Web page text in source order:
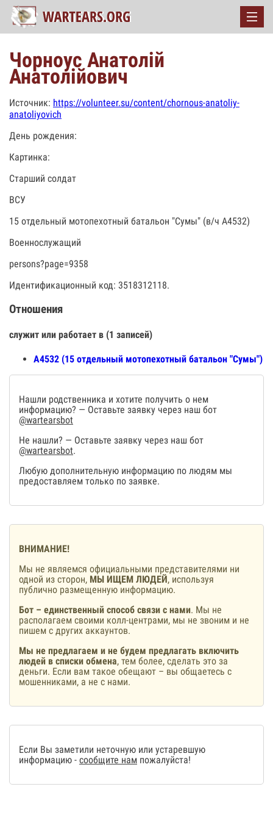
Чорноус Анатолій
Анатолійович
Источник: https://volunteer.su/content/chornous-anatoliy-
anatoliyovich
День рождения:
Картинка:
Старший солдат
ВСУ
15 отдельный мотопехотный батальон "Сумы" (в/ч А4532)
Военнослужащий
persons?page=9358
Идентификационный код: 3518312118.
Отношения
служит или работает в (1 записей)
А4532 (15 отдельный мотопехотный батальон "Сумы")
Нашли родственника и хотите получить о нем
информацию? — Оставьте заявку через наш бот
@wartearsbot
Не нашли? — Оставьте заявку через наш бот
@wartearsbot.
Любую дополнительную информацию по людям мы
предоставляем только по заявке.
ВНИМАНИЕ!
Мы не являемся официальными представителями ни
одной из сторон, МЫ ИЩЕМ ЛЮДЕЙ, используя
публично размещенную информацию.
Бот – единственный способ связи с нами. Мы не
располагаем своими колл-центрами, мы не звоним и не
пишем с других аккаунтов.
Мы не предлагаем и не будем предлагать включить
людей в списки обмена, тем более, сделать это за
деньги. Если вам такое обещают – вы общаетесь с
мошенниками, а не с нами.
Если Вы заметили неточную или устаревшую
информацию - сообщите нам пожалуйста!